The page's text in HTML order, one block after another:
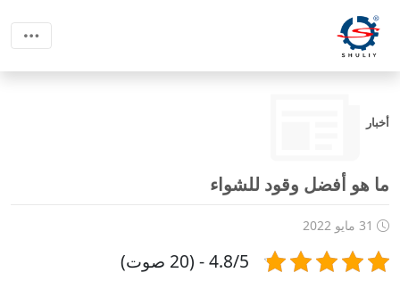
أخبار
ما هو أفضل وقود للشواء
4.8/5 - (20 صوت)